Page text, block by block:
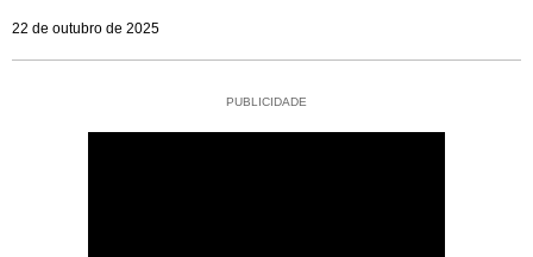
22 de outubro de 2025
PUBLICIDADE